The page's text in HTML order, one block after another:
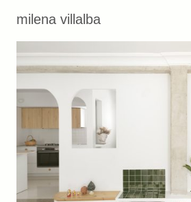
milena villalba